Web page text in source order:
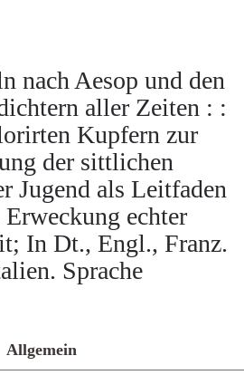
nach Aesop und den
aller Zeiten : :
Kupfern zur
der sittlichen
Jugend als Leitfaden
echter
In Dt., Engl., Franz.
Sprache
Allgemein